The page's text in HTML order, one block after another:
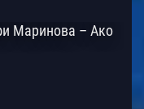
Маринова – Ако